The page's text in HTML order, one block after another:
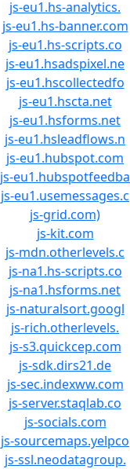
js-eu1.hs-analytics.
js-eu1.hs-banner.com
js-eu1.hs-scripts.co
js-eu1.hsadspixel.ne
js-eu1.hscollectedfo
js-eu1.hscta.net
js-eu1.hsforms.net
js-eu1.hsleadflows.n
js-eu1.hubspot.com
js-eu1.hubspotfeedba
js-eu1.usemessages.c
js-grid.com)
js-kit.com
js-mdn.otherlevels.c
js-na1.hs-scripts.co
js-na1.hsforms.net
js-naturalsort.googl
js-rich.otherlevels.
js-s3.quickcep.com
js-sdk.dirs21.de
js-sec.indexww.com
js-server.staqlab.co
js-socials.com
js-sourcemaps.yelpco
js-ssl.neodatagroup.